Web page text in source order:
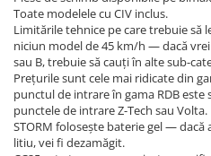
Toate modelele cu CIV inclus.
Limitările tehnice pe care trebuie să
niciun model de 45 km/h — dacă
sau B, trebuie să cauți în alte sub-
Prețurile sunt cele mai ridicate din
punctul de intrare în gama RDB
punctele de intrare Z-Tech sau Volta.
STORM folosește baterie gel — dacă
litiu, vei fi dezamăgit.